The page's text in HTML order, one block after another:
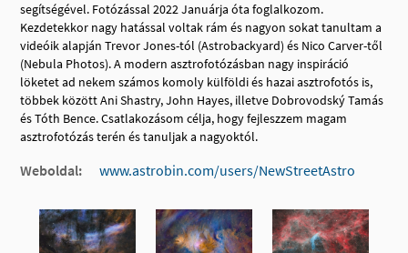
segítségével. Fotózással 2022 Januárja óta foglalkozom.
Kezdetekkor nagy hatással voltak rám és nagyon sokat tanultam a
videóik alapján Trevor Jones-tól (Astrobackyard) és Nico Carver-től
(Nebula Photos). A modern asztrofotózásban nagy inspiráció
löketet ad nekem számos komoly külföldi és hazai asztrofotós is,
többek között Ani Shastry, John Hayes, illetve Dobrovodský Tamás
és Tóth Bence. Csatlakozásom célja, hogy fejleszzem magam
asztrofotózás terén és tanuljak a nagyoktól.
Weboldal: www.astrobin.com/users/NewStreetAstro